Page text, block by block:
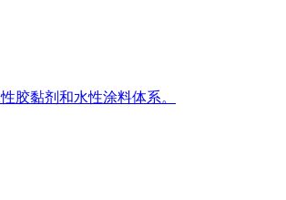
胶黏剂和水性涂料体系。